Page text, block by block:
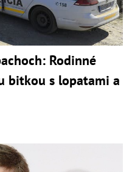
Rodinné
bitkou s lopatami a